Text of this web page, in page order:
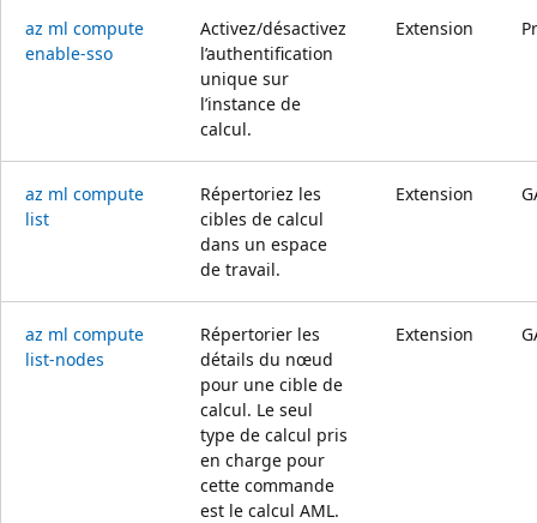
az ml compute
enable-sso
Activez/désactivez
l’authentification
unique sur
l’instance de
calcul.
Extension
az ml compute
list
Répertoriez les
cibles de calcul
dans un espace
de travail.
Extension
az ml compute
list-nodes
Répertorier les
détails du nœud
pour une cible de
calcul. Le seul
type de calcul pris
en charge pour
cette commande
est le calcul AML.
Extension